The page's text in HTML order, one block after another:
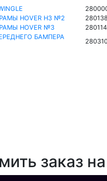
HOVER H3 №2
HOVER №3
БАМПЕРА
заказ